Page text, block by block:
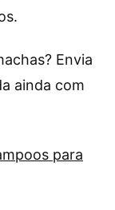
Envia
ainda com
para